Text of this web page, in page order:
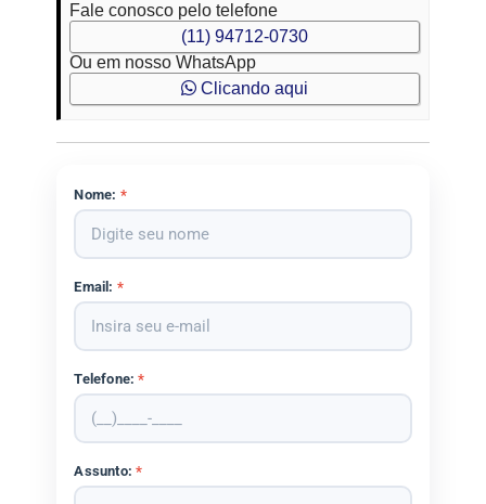
Fale conosco pelo telefone
(11) 94712-0730
Ou em nosso WhatsApp
Clicando aqui
Nome: *
Email: *
Telefone:*
Assunto:*